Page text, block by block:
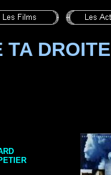
TA DROITE